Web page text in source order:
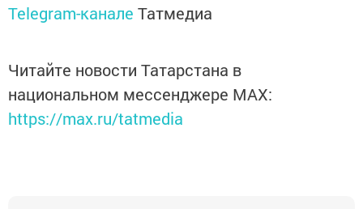
Telegram-канале Татмедиа
Читайте новости Татарстана в
национальном мессенджере MАХ:
https://max.ru/tatmedia